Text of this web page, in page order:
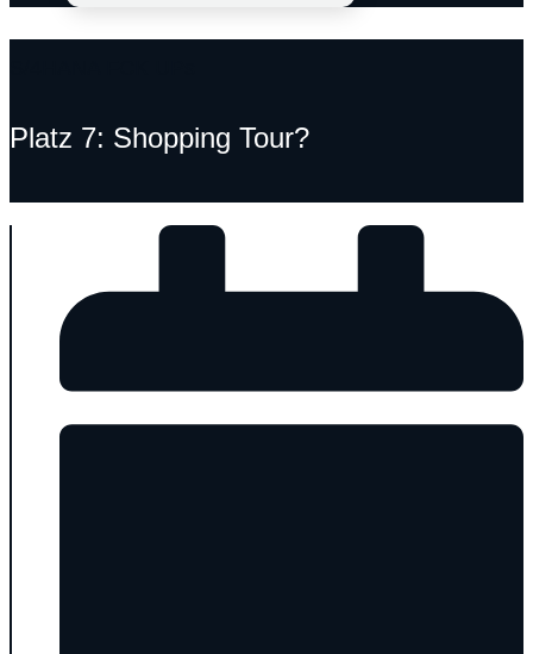
Platz 7: Shopping Tour?